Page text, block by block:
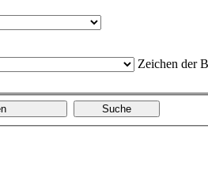
Zeichen der